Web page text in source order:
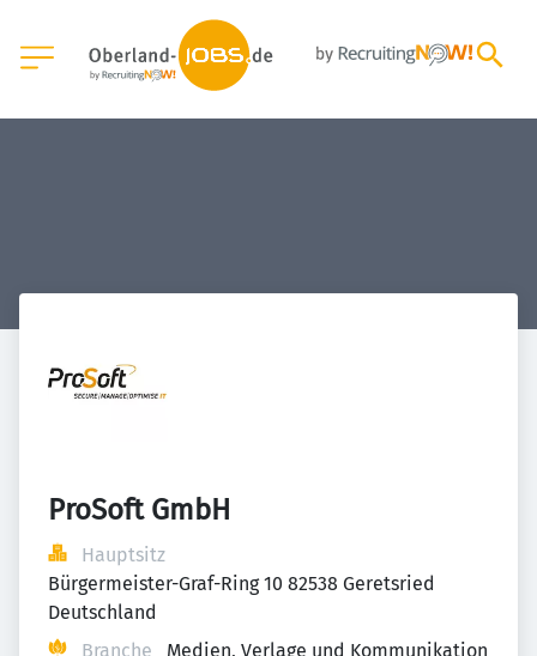
ProSoft GmbH
Hauptsitz
Bürgermeister-Graf-Ring 10 82538 Geretsried
Deutschland
Branche
Medien, Verlage und Kommunikation